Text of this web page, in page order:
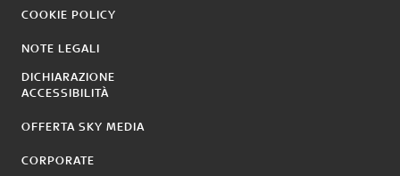
COOKIE POLICY
NOTE LEGALI
DICHIARAZIONE
ACCESSIBILITÀ
OFFERTA SKY MEDIA
CORPORATE